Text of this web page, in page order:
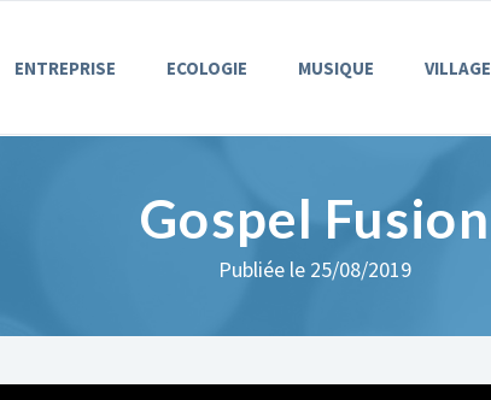
ENTREPRISE ECOLOGIE MUSIQUE VILLAGE
Gospel Fusion
Publiée le 25/08/2019